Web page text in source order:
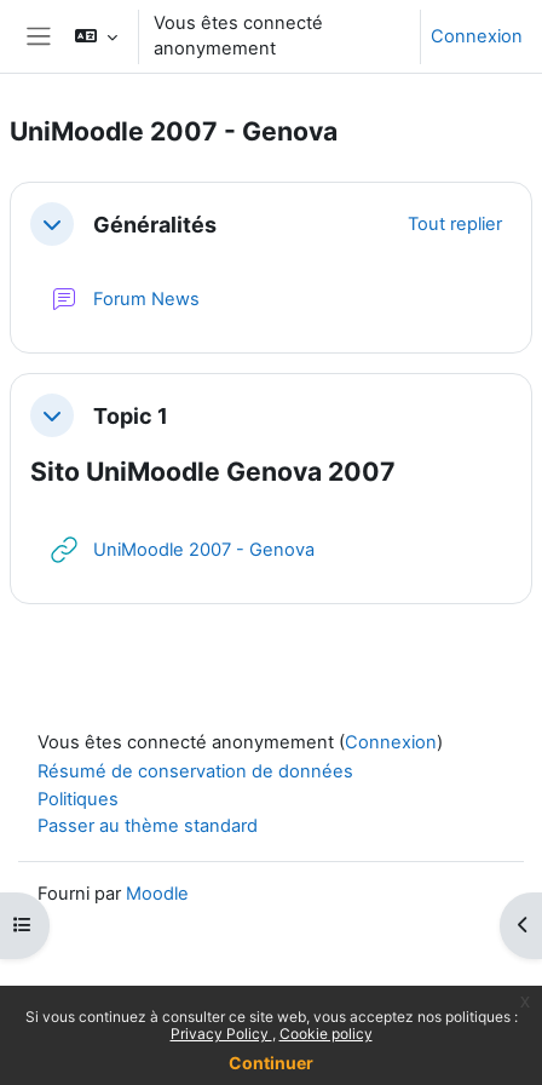
Passer au contenu principal
Si vous continuez à consulter ce site web, vous acceptez nos politiques :
Privacy Policy
Cookie policy
Continuer
Panneau latéral
Vous êtes connecté
anonymement
Connexion
Ouvrir l’index du cours
UniMoodle 2007 - Genova
Résumé de section
ReplierGénéralités Tout replier
Forum News
ReplierTopic 1
Sito UniMoodle Genova 2007
UniMoodle 2007 - GenovaURL
Vous êtes connecté anonymement (Connexion)
Résumé de conservation de données
Politiques
Passer au thème standard
Fourni par Moodle